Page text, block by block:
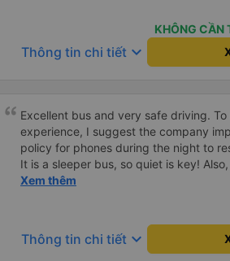
KHÔNG CẦN
Thông tin chi tiết keyboard_arrow_down
Excellent bus and very safe driving.
experience, I suggest the company
policy for phones during the night to
It is a sleeper bus, so quiet is key!
Wi-Fi password clearly inside the cabin
hơn, tôi góp ý nhà xe nên có quy định
lặng (tắt âm thanh điện thoại) vào ban
Xem thêm
Thông tin chi tiết keyboard_arrow_down